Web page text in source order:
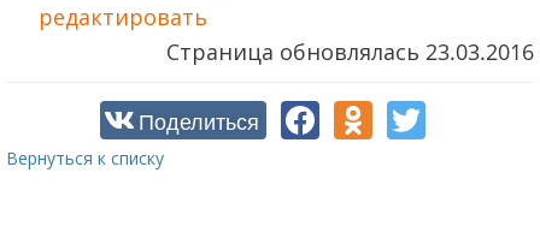
редактировать
Страница обновлялась 23.03.2016
Поделиться
Вернуться к списку